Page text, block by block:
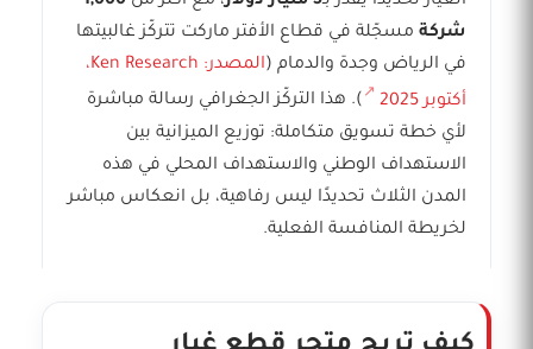
شركة مسجّلة في قطاع الأفتر ماركت تتركّز غالبيتها
في الرياض وجدة والدمام (
المصدر: Ken Research،
أكتوبر 2025
). هذا التركّز الجغرافي رسالة مباشرة
لأي خطة تسويق متكاملة: توزيع الميزانية بين
الاستهداف الوطني والاستهداف المحلي في هذه
المدن الثلاث تحديدًا ليس رفاهية، بل انعكاس مباشر
لخريطة المنافسة الفعلية.